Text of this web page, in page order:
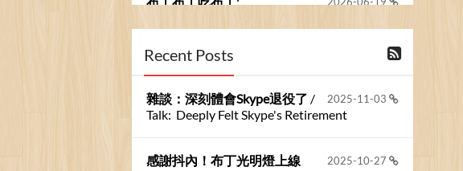
2026-06-18
布丁布丁吃布丁
kage好像也可以下載整個網站 感謝分享
Anonymous
Recent Posts
2025-11-03
雜談：深刻體會Skype退役了 /
Talk: Deeply Felt Skype's Retirement
2025-10-27
感謝抖內！布丁光明燈上線